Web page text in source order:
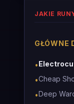
JAKIE
GŁÓWNE
•
•Cheap
•Deep